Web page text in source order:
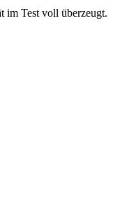
im Test voll überzeugt.